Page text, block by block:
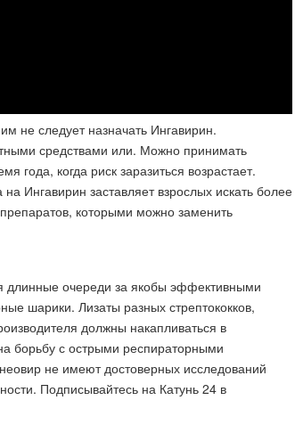
не следует назначать Ингавирин.
средствами или. Можно принимать
года, когда риск заразиться возрастает.
Ингавирин заставляет взрослых искать более
которыми можно заменить
длинные очереди за якобы эффективными
шарики. Лизаты разных стрептококков,
должны накапливаться в
борьбу с острыми респираторными
не имеют достоверных исследований
Подписывайтесь на Катунь 24 в